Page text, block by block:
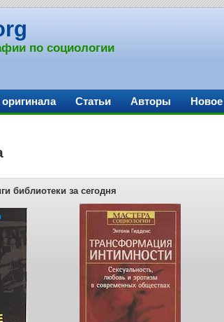
по социологии
библиотеки за сегодня
Статьи Авторы Новое